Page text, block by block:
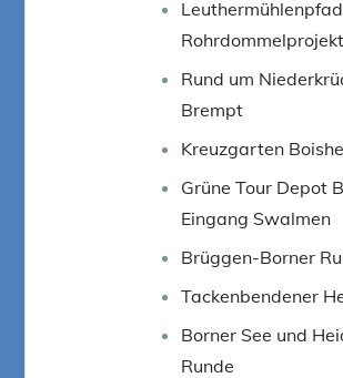
Rohrdommelprojekt
Rund um
Brempt
Kreuzgarten
Grüne Tour Depot
Eingang Swalmen
Brüggen-Borner
Tackenbendener
Borner See und
Runde